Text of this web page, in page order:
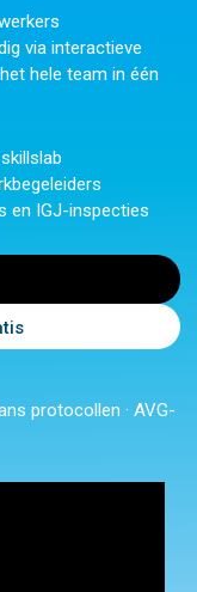
via interactieve
hele team in één
en IGJ-inspecties
protocollen · AVG-